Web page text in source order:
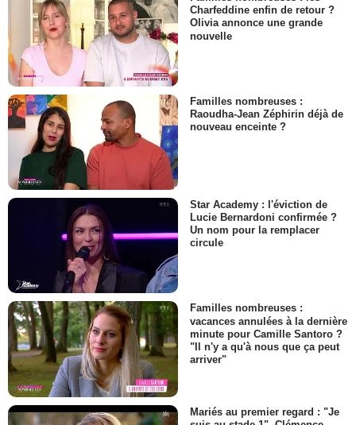
Charfeddine enfin de retour ?
Olivia annonce une grande
nouvelle
Familles nombreuses :
Raoudha-Jean Zéphirin déjà de
nouveau enceinte ?
Star Academy : l'éviction de
Lucie Bernardoni confirmée ?
Un nom pour la remplacer
circule
Familles nombreuses :
vacances annulées à la dernière
minute pour Camille Santoro ?
"Il n'y a qu'à nous que ça peut
arriver"
Mariés au premier regard : "Je